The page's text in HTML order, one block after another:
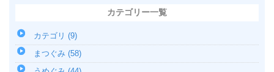
カテゴリー一覧
カテゴリ (9)
まつぐみ (58)